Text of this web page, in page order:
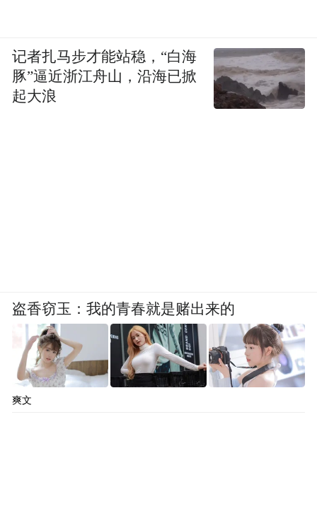
记者扎马步才能站稳，“白海
豚”逼近浙江舟山，沿海已掀
起大浪
盗香窃玉：我的青春就是赌出来的
爽文